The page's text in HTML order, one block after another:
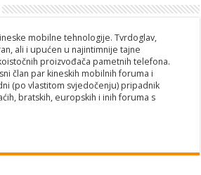
mobilne tehnologije. Tvrdoglav,
ali i upućen u najintimnije tajne
proizvođača pametnih telefona.
član par kineskih mobilnih foruma i
(po vlastitom svjedočenju) pripadnik
bratskih, europskih i inih foruma s